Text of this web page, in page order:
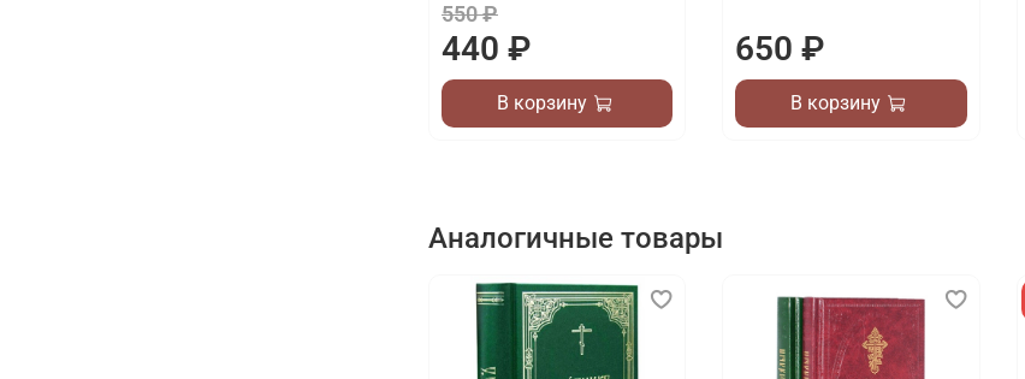
550 ₽
440 ₽
В корзину
650 ₽
В корзину
Аналогичные товары